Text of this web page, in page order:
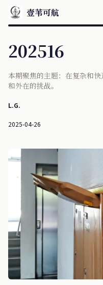
壹苇可航
202516
本期聚焦的主题：在复杂和
和外在的挑战。
L.G.
2025-04-26